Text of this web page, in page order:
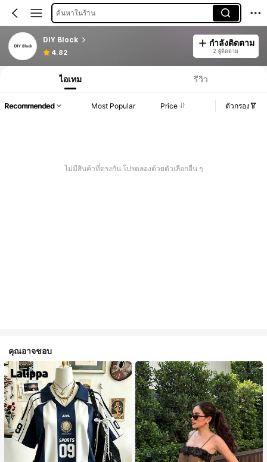
ค้นหาในร้าน
DIY Block
4.82
กำลังติดตาม
2 ผู้ติดตาม
ไอเทม รีวิว
Recommended Most Popular Price ตัวกรอง
ไม่มีสินค้าที่ตรงกัน โปรดลองด้วยตัวเลือกอื่น ๆ
คุณอาจชอบ